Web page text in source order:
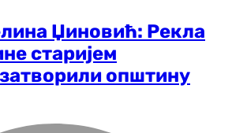
Џиновић: Рекла
старијем
општину